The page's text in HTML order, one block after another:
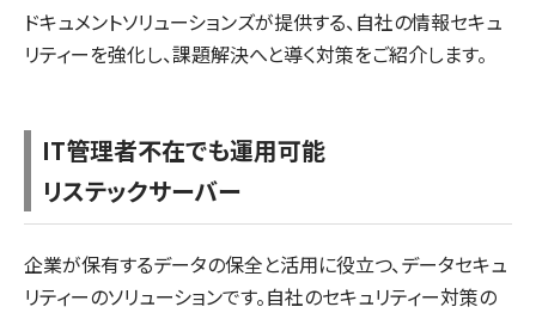
ドキュメントソリューションズが提供する、自社の情報セキュ
リティーを強化し、課題解決へと導く対策をご紹介します。
IT管理者不在でも運用可能
リステックサーバー
企業が保有するデータの保全と活用に役立つ、データセキュ
リティーのソリューションです。自社のセキュリティー対策の